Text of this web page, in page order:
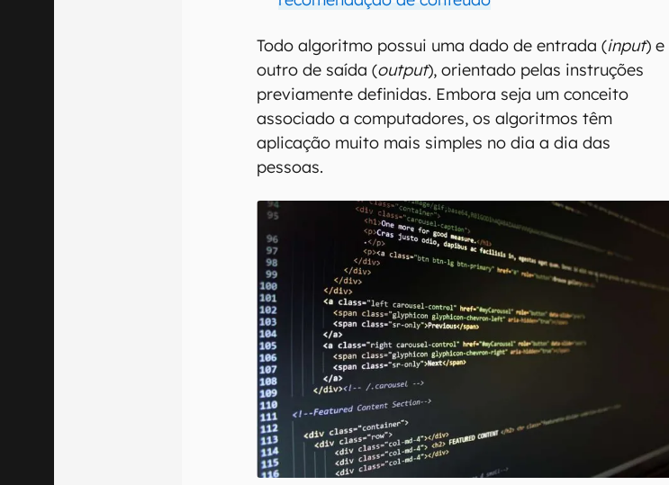
Todo algoritmo possui uma dado de entrada (input) e
outro de saída (output), orientado pelas instruções
previamente definidas. Embora seja um conceito
associado a computadores, os algoritmos têm
aplicação muito mais simples no dia a dia das
pessoas.